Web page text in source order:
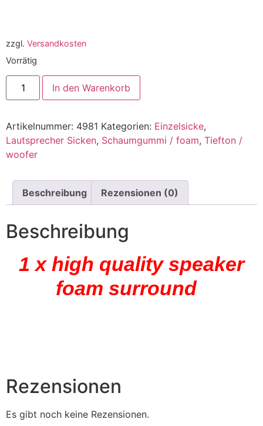
zzgl. Versandkosten
Vorrätig
In den Warenkorb
Artikelnummer: 4981 Kategorien: Einzelsicke,
Lautsprecher Sicken, Schaumgummi / foam, Tiefton /
woofer
Beschreibung Rezensionen (0)
Beschreibung
1 x high quality speaker
foam surround
Rezensionen
Es gibt noch keine Rezensionen.